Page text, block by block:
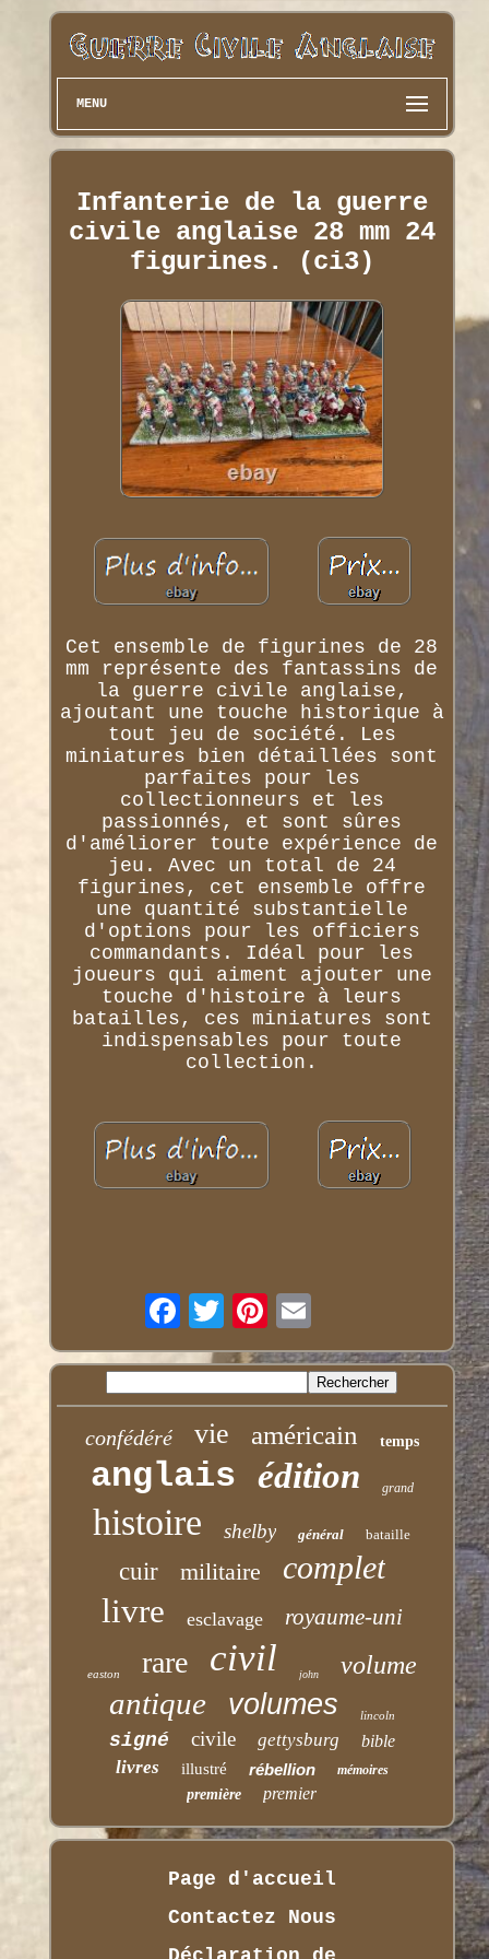
MENU
Infanterie de la guerre
civile anglaise 28 mm 24
figurines. (ci3)
Cet ensemble de figurines de 28
mm représente des fantassins de
la guerre civile anglaise,
ajoutant une touche historique à
tout jeu de société. Les
miniatures bien détaillées sont
parfaites pour les
collectionneurs et les
passionnés, et sont sûres
d'améliorer toute expérience de
jeu. Avec un total de 24
figurines, cet ensemble offre
une quantité substantielle
d'options pour les officiers
commandants. Idéal pour les
joueurs qui aiment ajouter une
touche d'histoire à leurs
batailles, ces miniatures sont
indispensables pour toute
collection.
confédéré vie américain temps
anglais édition grand
histoire shelby général bataille
cuir militaire complet
livre esclavage royaume-uni
easton rare civil john volume
antique volumes lincoln
signé civile gettysburg bible
livres illustré rébellion mémoires
première premier
Page d'accueil
Contactez Nous